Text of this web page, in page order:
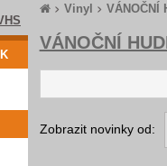
Vinyl VÁNOČNÍ
VÁNOČNÍ
Zobrazit novinky od: